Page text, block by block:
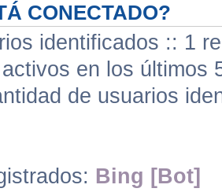
CONECTADO?
identificados :: 1
en los últimos
de usuarios
Bing [Bot]